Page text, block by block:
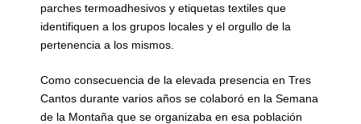
parches termoadhesivos y etiquetas textiles que
identifiquen a los grupos locales y el orgullo de la
pertenencia a los mismos.
Como consecuencia de la elevada presencia en Tres
Cantos durante varios años se colaboró en la Semana
de la Montaña que se organizaba en esa población